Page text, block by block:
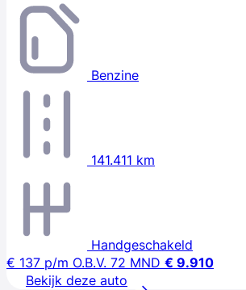
Benzine
141.411 km
Handgeschakeld
€ 137 p/m O.B.V. 72 MND € 9.910
Bekijk deze auto